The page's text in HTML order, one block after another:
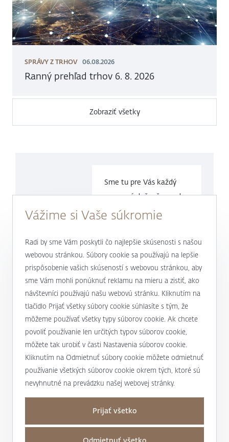
SPRÁVY Z TRHOV 06.08.2026
Ranný prehľad trhov 6. 8. 2026
Zobraziť všetky
Sme tu pre Vás každý
pracovný deň v časeod
9.00 do17.00 hod.
0800 900 500
alebo +421 232 607 187
J&T BANKA
Kto sme
Magazín Magnus
Podporujeme
Užitočné informácie
Úrokové sadzby a poplatky
Bankové produkty a služby
Transakčná daň
Kontakty
Vážime si Vaše súkromie
Radi by sme Vám poskytli čo najlepšie skúsenosti s našou
webovou stránkou. Súbory cookie sa používajú na lepšie
prispôsobenie vašich skúseností s webovou stránkou, aby
sme Vám mohli ponúknuť reklamu na mieru a zistiť, ako
návštevníci používajú našu webovú stránku. Kliknutím na
tlačidlo Prijať všetky súbory cookie súhlasíte s tým, že
môžeme používať všetky typy súborov cookie. Ak chcete
povoliť používanie len určitých typov súborov cookie,
môžete tak urobiť v časti Nastavenia súborov cookie.
Kliknutím na Odmietnuť súbory cookie môžete odmietnuť
používanie všetkých súborov cookie okrem tých, ktoré sú
nevyhnutné na prevádzku našej webovej stránky.
Prijať všetko